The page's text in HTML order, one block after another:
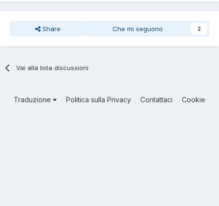
Share Che mi seguono 2
Vai alla lista discussioni
Traduzione Politica sulla Privacy Contattaci Cookie